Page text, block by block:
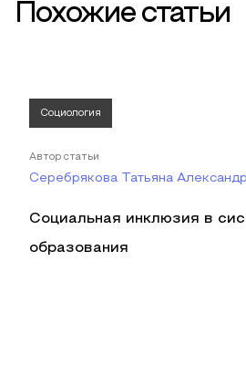
Похожие статьи
Социология
Автор статьи
Серебрякова Татьяна
Социальная инклюзия в
образования